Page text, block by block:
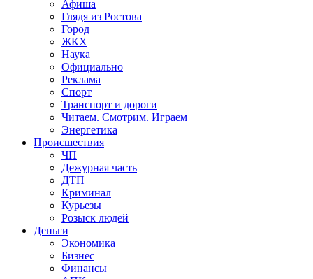
Афиша
Глядя из Ростова
Город
ЖКХ
Наука
Официально
Реклама
Спорт
Транспорт и дороги
Читаем. Смотрим. Играем
Энергетика
Происшествия
ЧП
Дежурная часть
ДТП
Криминал
Курьезы
Розыск людей
Деньги
Экономика
Бизнес
Финансы